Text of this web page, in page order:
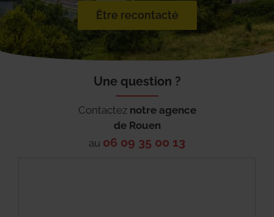
Être recontacté
Une question ?
Contactez notre agence
de Rouen
au 06 09 35 00 13